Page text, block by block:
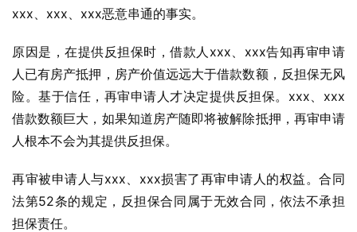
xxx、xxx、xxx恶意串通的事实。
原因是，在提供反担保时，借款人xxx、xxx告知再审申请
人已有房产抵押，房产价值远远大于借款数额，反担保无风
险。基于信任，再审申请人才决定提供反担保。xxx、xxx
借款数额巨大，如果知道房产随即将被解除抵押，再审申请
人根本不会为其提供反担保。
再审被申请人与xxx、xxx损害了再审申请人的权益。合同
法第52条的规定，反担保合同属于无效合同，依法不承担
担保责任。